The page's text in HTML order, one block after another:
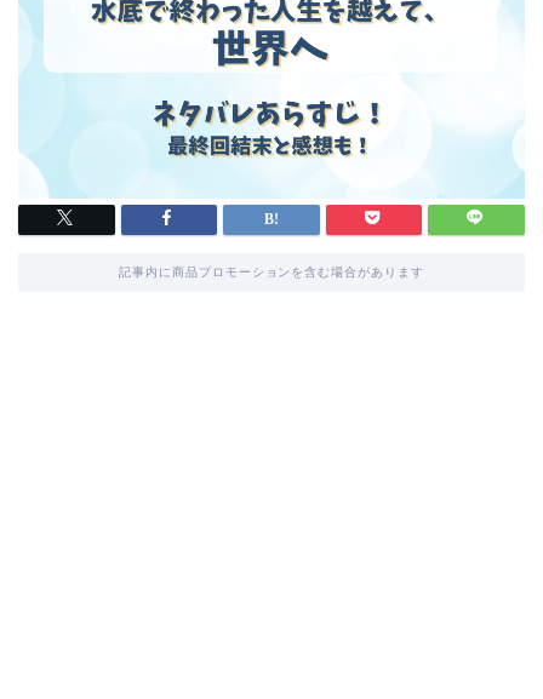
記事内に商品プロモーションを含む場合があります